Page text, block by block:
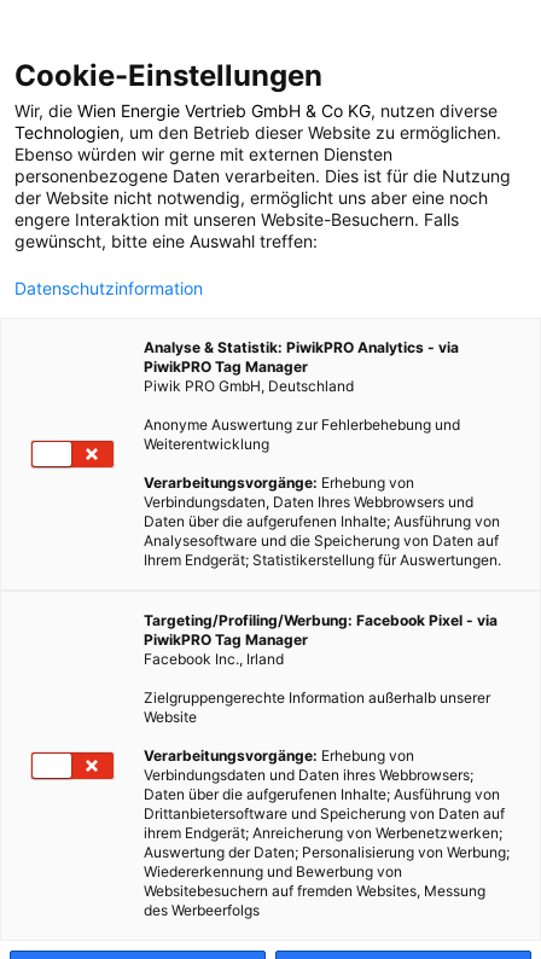
POSTS BY TAG
Erdgas-Tankstelle
1 BEITRAG
Cookie-Einstellungen
Wir, die Wien Energie Vertrieb GmbH & Co KG, nutzen diverse
Technologien, um den Betrieb dieser Website zu ermöglichen.
Ebenso würden wir gerne mit externen Diensten
personenbezogene Daten verarbeiten. Dies ist für die Nutzung
der Website nicht notwendig, ermöglicht uns aber eine noch
engere Interaktion mit unseren Website-Besuchern. Falls
gewünscht, bitte eine Auswahl treffen:
Datenschutzinformation
Analyse & Statistik: PiwikPRO Analytics - via
PiwikPRO Tag Manager
Piwik PRO GmbH, Deutschland
Anonyme Auswertung zur Fehlerbehebung und
Weiterentwicklung
Verarbeitungsvorgänge: Erhebung von
Verbindungsdaten, Daten Ihres Webbrowsers und
Daten über die aufgerufenen Inhalte; Ausführung von
Analysesoftware und die Speicherung von Daten auf
Ihrem Endgerät; Statistikerstellung für Auswertungen.
Targeting/Profiling/Werbung: Facebook Pixel - via
PiwikPRO Tag Manager
Facebook Inc., Irland
Zielgruppengerechte Information außerhalb unserer
Website
Verarbeitungsvorgänge: Erhebung von
Verbindungsdaten und Daten ihres Webbrowsers;
Daten über die aufgerufenen Inhalte; Ausführung von
Drittanbietersoftware und Speicherung von Daten auf
ihrem Endgerät; Anreicherung von Werbenetzwerken;
Auswertung der Daten; Personalisierung von Werbung;
Wiedererkennung und Bewerbung von
Websitebesuchern auf fremden Websites, Messung
des Werbeerfolgs